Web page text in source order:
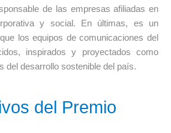
de las empresas afiliadas en
y social. En últimas, es un
los equipos de comunicaciones del
inspirados y proyectados como
del desarrollo sostenible del país.
del Premio